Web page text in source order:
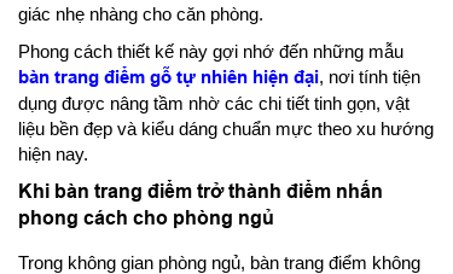
giác nhẹ nhàng cho căn phòng.
Phong cách thiết kế này gợi nhớ đến những mẫu
bàn trang điểm gỗ tự nhiên hiện đại, nơi tính tiện
dụng được nâng tầm nhờ các chi tiết tinh gọn, vật
liệu bền đẹp và kiểu dáng chuẩn mực theo xu hướng
hiện nay.
Khi bàn trang điểm trở thành điểm nhấn
phong cách cho phòng ngủ
Trong không gian phòng ngủ, bàn trang điểm không